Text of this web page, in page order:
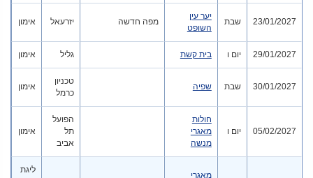
23/01/2027 שבת
יער עין
השופט
מפה חדשה יזרעאל אימון
29/01/2027 יום ו בית קשת גליל אימון
30/01/2027 שבת שפיה
טכניון
כרמל
אימון
05/02/2027 יום ו
חולות
מאגרי
מנשה
הפועל
תל
אביב
אימון
מאגרי
ליגת